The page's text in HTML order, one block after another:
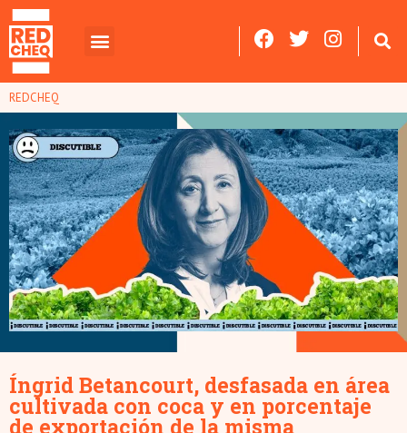
REDCHEQ
Íngrid Betancourt, desfasada en área
cultivada con coca y en porcentaje
de exportación de la misma